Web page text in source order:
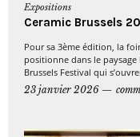
Expositions
Ceramic Brussels
Pour sa 3ème édition, la
positionne dans le
Brussels Festival qui
23 janvier 2026